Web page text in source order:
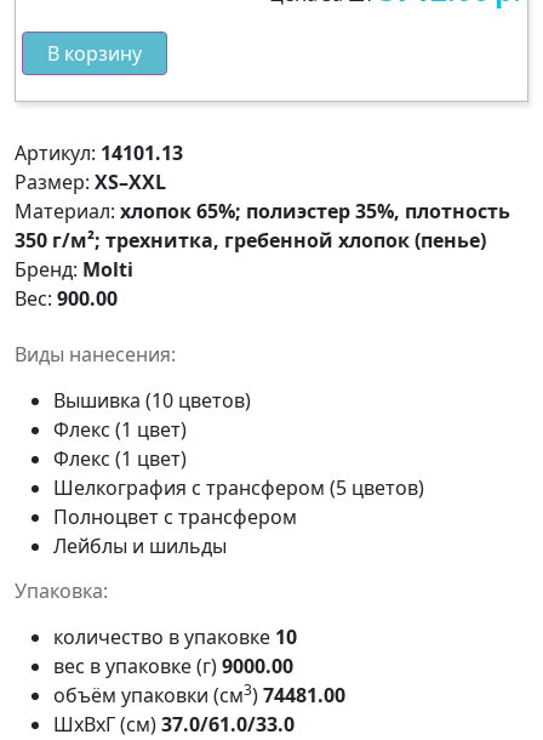
В корзину
Артикул: 14101.13
Размер: XS–XXL
Материал: хлопок 65%; полиэстер 35%, плотность
350 г/м²; трехнитка, гребенной хлопок (пенье)
Бренд: Molti
Вес: 900.00
Виды нанесения:
Вышивка (10 цветов)
Флекс (1 цвет)
Флекс (1 цвет)
Шелкография с трансфером (5 цветов)
Полноцвет с трансфером
Лейблы и шильды
Упаковка:
количество в упаковке 10
вес в упаковке (г)9000.00
объём упаковки (см3)74481.00
ШxВxГ (см)37.0/61.0/33.0